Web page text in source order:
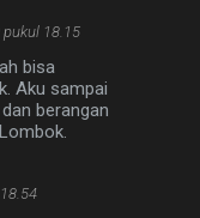
18.15
bisa
Aku sampai
berangan